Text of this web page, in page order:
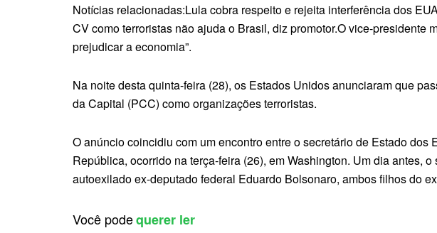
Notícias relacionadas:Lula cobra respeito e rejeita interferência dos
CV como terroristas não ajuda o Brasil, diz promotor.O vice-presidente
prejudicar a economia”.
Na noite desta quinta-feira (28), os Estados Unidos anunciaram que
da Capital (PCC) como organizações terroristas.
O anúncio coincidiu com um encontro entre o secretário de Estado
República, ocorrido na terça-feira (26), em Washington. Um dia antes,
autoexilado ex-deputado federal Eduardo Bolsonaro, ambos filhos do
Você podequerer ler